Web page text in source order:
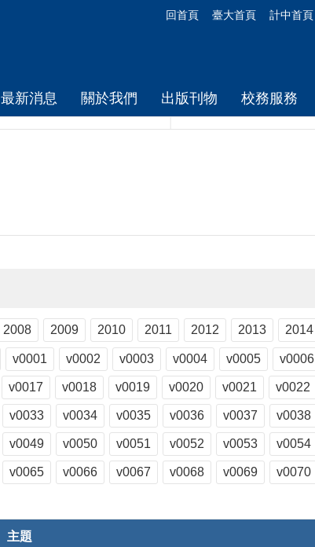
回首頁 臺大首頁 計中首頁
最新消息 關於我們 出版刊物 校務服務
2008 2009 2010 2011 2012 2013 2014
v0001 v0002 v0003 v0004 v0005 v0006
v0017 v0018 v0019 v0020 v0021 v0022
v0033 v0034 v0035 v0036 v0037 v0038
v0049 v0050 v0051 v0052 v0053 v0054
v0065 v0066 v0067 v0068 v0069 v0070
主題